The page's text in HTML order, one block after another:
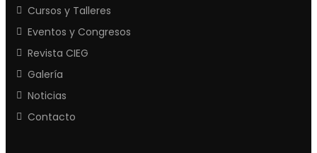
Cursos y Talleres
Eventos y Congresos
Revista CIEG
Galería
Noticias
Contacto